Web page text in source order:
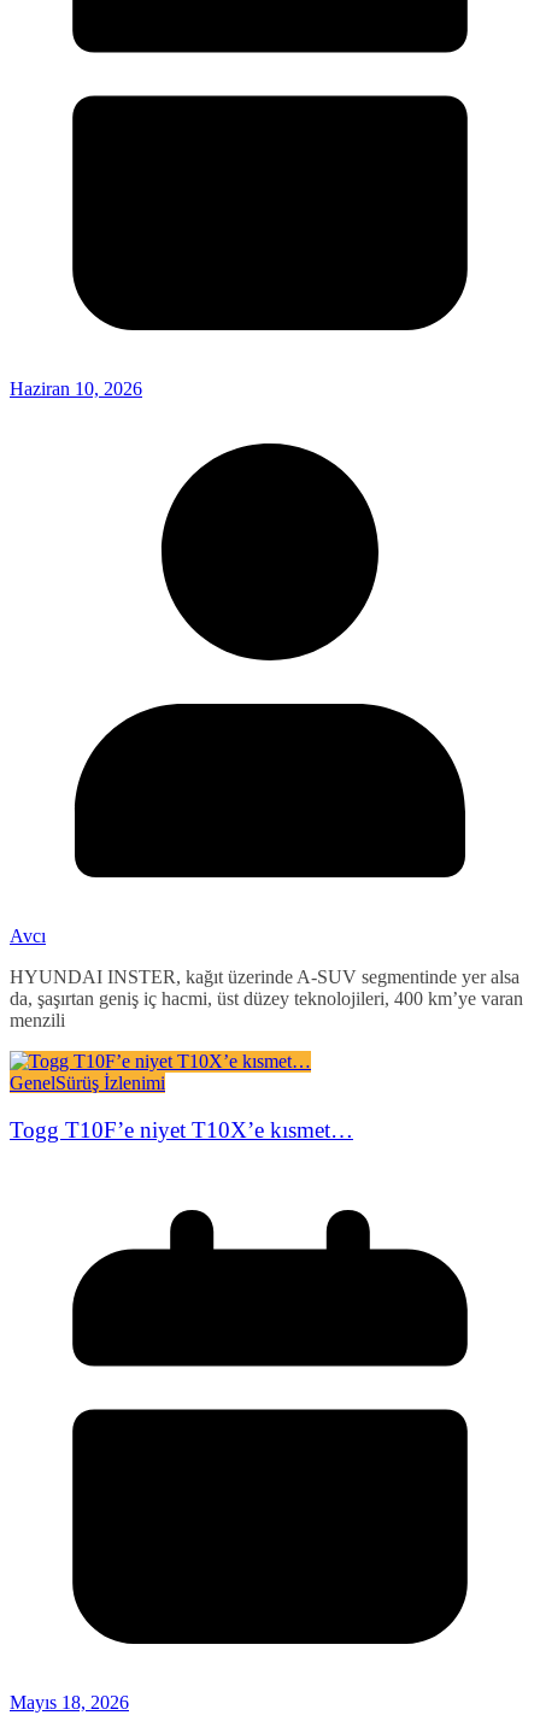
Haziran 10, 2026
Avcı
HYUNDAI INSTER, kağıt üzerinde A-SUV segmentinde yer alsa
da, şaşırtan geniş iç hacmi, üst düzey teknolojileri, 400 km’ye varan
menzili
GenelSürüş İzlenimi
Togg T10F’e niyet T10X’e kısmet…
Mayıs 18, 2026